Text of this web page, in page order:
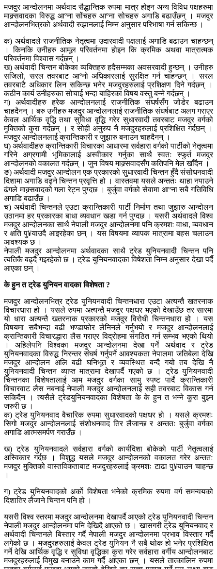
मजदुर आन्दोलनमा अर्थवाद सैद्धान्तिक रुपमा मात्र होइन अन्य विविध पक्षहरुमा
माक्र्सवादका विरुद्ध आºना सोंचहरु आºना सोचहरु अगाडि बढाउँछन् । मजदुर
आन्दोलनभित्रको अर्थवादी रुझानलाई निम्न अनुसार परिभाषा गर्न सकिन्छ ।
क) अर्थवादले राजनीतिक नेतृत्वमा उदारवादी पक्षलाई अगाडि बढाउन चाहन्छन्
। किनकि उनीहरु आमूल परिवर्तनमा होइन कि क्रमिक अथवा मात्रात्मक
परिवर्तनमा विश्वास गर्दछन् ।
ख) अर्थवादी चिन्तन बोकेका व्यक्तिहरु हदैसम्मका अवसरवादी हुन्छन् । उनीहरु
सजिलो, सरल तवरबाट आºनो अधिकारलाई सुरक्षित गर्न चाहन्छन् । सरल
तवरबाटै अधिकार लिन सकिन्छ भनेर मजदुरहरुलाई प्रशिक्षण दिने गर्दछन् ।
कठीन कार्य उनीहरुका सोचाई भन्दा बाहिरका विषय वस्तु बन्ने गर्दछन् ।
ग) अर्थवादीहरु हरेक आन्दोलनलाई राजनीतिक संघर्षसँग जोडेर बढाउन
चाहदैनन् । बरु उनीहरु मजदुर आन्दोलनलाई राजनीतिक संघर्षबाट अलग गराएर
केवल आर्थिक वृद्धि तथा सुविधा वृद्धि गरेर सुधारवादी तवरबाट मजदुर वर्गको
मुक्तिको कुरा गर्दछन् । र सोही अनुरुप नै मजदुरहरुलाई प्रशिक्षित गर्दछन् ।
मजदुर आन्दोलनलाई क्रान्तिकारी र जुझारु बनाउन चाहदैनन् ।
घ) अर्थवादीहरु क्रान्तिकारी विचारका आधारमा सर्वहारा वर्गको पार्टीको नेतृत्वमा
गरिने अग्रगामी भूमिकालाई अस्वीकार गर्नुका साथै स्वतः स्फुर्त मजदुर
आन्दोलनको वकालत गर्दछन् । जुन विषय माक्र्सवादसँग कतिपनि मेल खाँदैन ।
ङ) अर्थवादी मजदुर आन्दोलन एक प्रकारको सुधारवादी चिन्तन हुँदै संसोधनवादी
दिशामा अगाडि वढ्ने चिन्तन प्रवृत्ति हो । वास्तवमा यसले अन्ततः थाहा नपाउने
ढंगले माक्र्सवादको गला रेट्न पुग्दछ । बुर्जुवा वर्गको सेवामा आºना सबै गतिविधि
अगाडि बढाउँछ ।
च) अर्थवादी चिन्तनले एउटा क्रान्तिकारी पार्टी निर्माण तथा जुझारु आन्दोलन
उठानमा हर प्रकारका बाधा व्यवधान खडा गर्न पुग्दछ । यसरी अर्थवादले विश्व
मजदुर आन्दोलनका साथै नेपाली मजदुर आन्दोलनमा पनि क्रमशः वाधा, व्यवधान
र क्षति पु¥याउदै आइरहेका छन् । यस विषयमा व्यापक मात्रामा बहस चलाउन
आवश्यक छ ।
नेपाली मजदुर आन्दोलनमा अर्थवादका साथै ट्रेड युनियनवादी चिन्तन पनि
त्यतिकै बढ्दै गइरहेको छ । ट्रेड युनियनवादका विषेशता निम्न अनुसार देखा पर्दै
आएका छन् ।
के हुन त ट्रेड युनियन वादका विशेषता ?
मजदुर आन्दोलनभित्र ट्रेड युनियनवादी चिन्तनधारा एउटा अत्यन्तै खतरनाक
विचारधारा हो । यसले रुपमा अत्यन्तै मजदुर पक्षधर भएको देखाउँछ तर सारमा
यो धारा अत्यन्तै खतरनाक प्रकारको मजदुर विरोधी चिन्तनधारा हो । यस
विषयमा सबैभन्दा बढी भण्डाफोर लेनिनले गर्नुभयो र मजदुर आन्दोलनलाई
क्रान्तिकारी विचारद्धारा लैस गराएर विद्रोहमा संगठित गर्न सम्भव भएको थियो
। अहिलेपनि विश्वका मजदुर आन्दोलनमा देखा पर्ने अर्थवाद र ट्रेड
युनियनवादका विरुद्ध निरन्तर संघर्ष गर्नुपर्ने आवश्यकता नेपालमा जतिबेला देखि
मजदुर आन्दोलन अलि बढी घनिभूत र व्यवस्थित बन्दै गयो तब देखि नै
युनियनवादी चिन्तन व्याप्त मात्रामा देखापर्दै गएको छ । ट्रेड युनियनवादी
चिन्तनका विशेषतालाई आम मजदुर वर्गका सामु स्पष्ट पार्दै क्रान्तिकारी
विचारवाट लैस नबनाई नेपाली मजदुर आन्दोलनलाई सही तवरबाट विकास गर्न
सकिदैन । त्यसैले ट्रेडयुनियनवादका विशेषता के के हुन त भन्ने कुरा बुझ्न
जरुरी छ ।
क) ट्रेड युनियनवाद वैचारिक रुपमा सुधारवादको पक्षधर हो । यसले क्रमशः
सिगो मजदुर आन्दोलनलाई संशोधनवाद तिर लैजान्छ र अन्ततः बुर्जुवा वर्गका
अगाडि आत्मसमर्पण गराउँछ ।
ख) ट्रेड युनियनवादले सर्वहारा वर्गको कार्यदिशा बोकेको पार्टी नेतृत्वलाई
अस्विकार गर्दछ । विशुद्ध यसले मजदुर आन्दोलनको वकालत गरेर अन्ततः
मजदुर मुक्तिको वास्तविकताबाट मजदुरहरुलाई क्रमशः टाढा पु¥याउन चाहन्छ
।
ग) ट्रेड युनियनवादको अर्को विशेषता भनेको क्रमिक रुपमा वर्ग समन्वयको
दिशातिर लैजाने चिन्तन पनि हो ।
यसरी विश्व स्तरमा मजदुर आन्दोलनमा देखापर्दै आएको ट्रेड युनियनवादी चिन्तन
नेपाली मजदुर आन्दोलनमा पनि देखिदै आएको छ । खासगरी ट्रेड युनियनवाद र
अर्थवादी चिन्तनले बिस्तार गर्दै नेपाली मजदुर आन्दोलनमा प्रभाव विस्तार गर्दै
लगेको छ । मजदुरहरुलाई केवल ट्रेड युनियन नै सबै थोक हो भनेर प्रशिक्षित
गर्ने देखि आर्थिक वृद्धि र सुविधा वृद्धिका कुरा गरेर सर्वहारा वर्गीय आन्दोलनबाट
मजदुरहरुलाई विमुख बनाउने काम गर्दै आएका छन् । यसले तात्कालिन रुपमा